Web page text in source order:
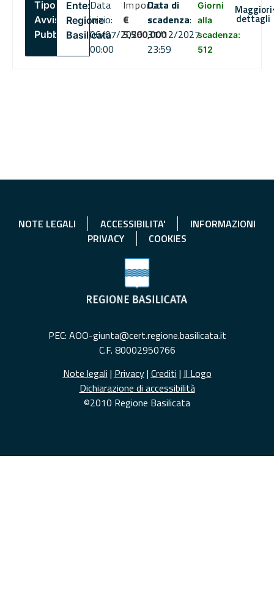
Tipo:
Avviso
Pubblico
Ente:
Regione
Basilicata
Data
inizio:
06/07/2026
00:00
Importo
€
5,500,000
Data di
scadenza:
31/12/2027
23:59
Giorni
alla
scadenza:
512
Maggiori
dettagli
NOTE LEGALI ACCESSIBILITA'
INFORMAZIONI
PRIVACY
COOKIES
PEC: AOO-giunta@cert.regione.basilicata.it
C.F. 80002950766
Note legali | Privacy| Crediti | Il Logo
Dichiarazione di accessibilità
©2010 Regione Basilicata